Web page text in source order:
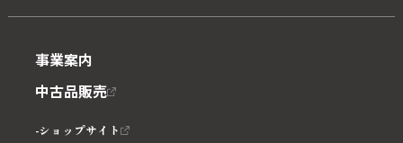
事業案内
中古品販売
ショップサイト